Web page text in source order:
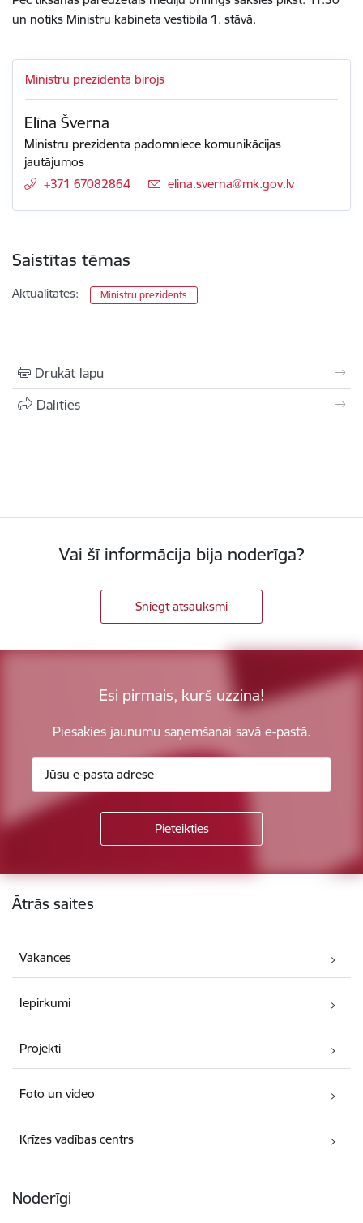
un notiks Ministru kabineta vestibila 1. stāvā.
Ministru prezidenta birojs
Elīna Šverna
Ministru prezidenta padomniece komunikācijas
jautājumos
+371 67082864
E-pasts:
elina.sverna@mk.gov.lv
Saistītas tēmas
Aktualitātes: Ministru prezidents
Drukāt lapu
Dalīties
Vai šī informācija bija noderīga?
Sniegt atsauksmi
Esi pirmais, kurš uzzina!
Piesakies jaunumu saņemšanai savā e-pastā.
Kājene
Ātrās saites
Vakances
Iepirkumi
Projekti
Foto un video
Krīzes vadības centrs
Noderīgi